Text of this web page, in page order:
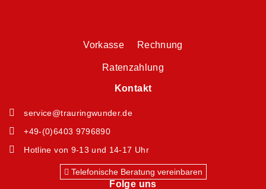
Vorkasse Rechnung
Ratenzahlung
Kontakt
service@trauringwunder.de
+49-(0)6403 9796890
Hotline von 9-13 und 14-17 Uhr
Telefonische Beratung vereinbaren
Folge uns